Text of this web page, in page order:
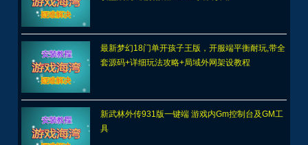
最新梦幻18门单开孩子王版，开服端平衡耐玩,带全
套源码+详细玩法攻略+局域外网架设教程
新武林外传931版一键端 游戏内Gm控制台及GM工
具